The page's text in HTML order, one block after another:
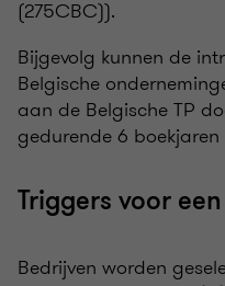
(275CBC)).
Bijgevolg kunnen de
Belgische
aan de Belgische TP
gedurende 6
Triggers voor
Bedrijven worden